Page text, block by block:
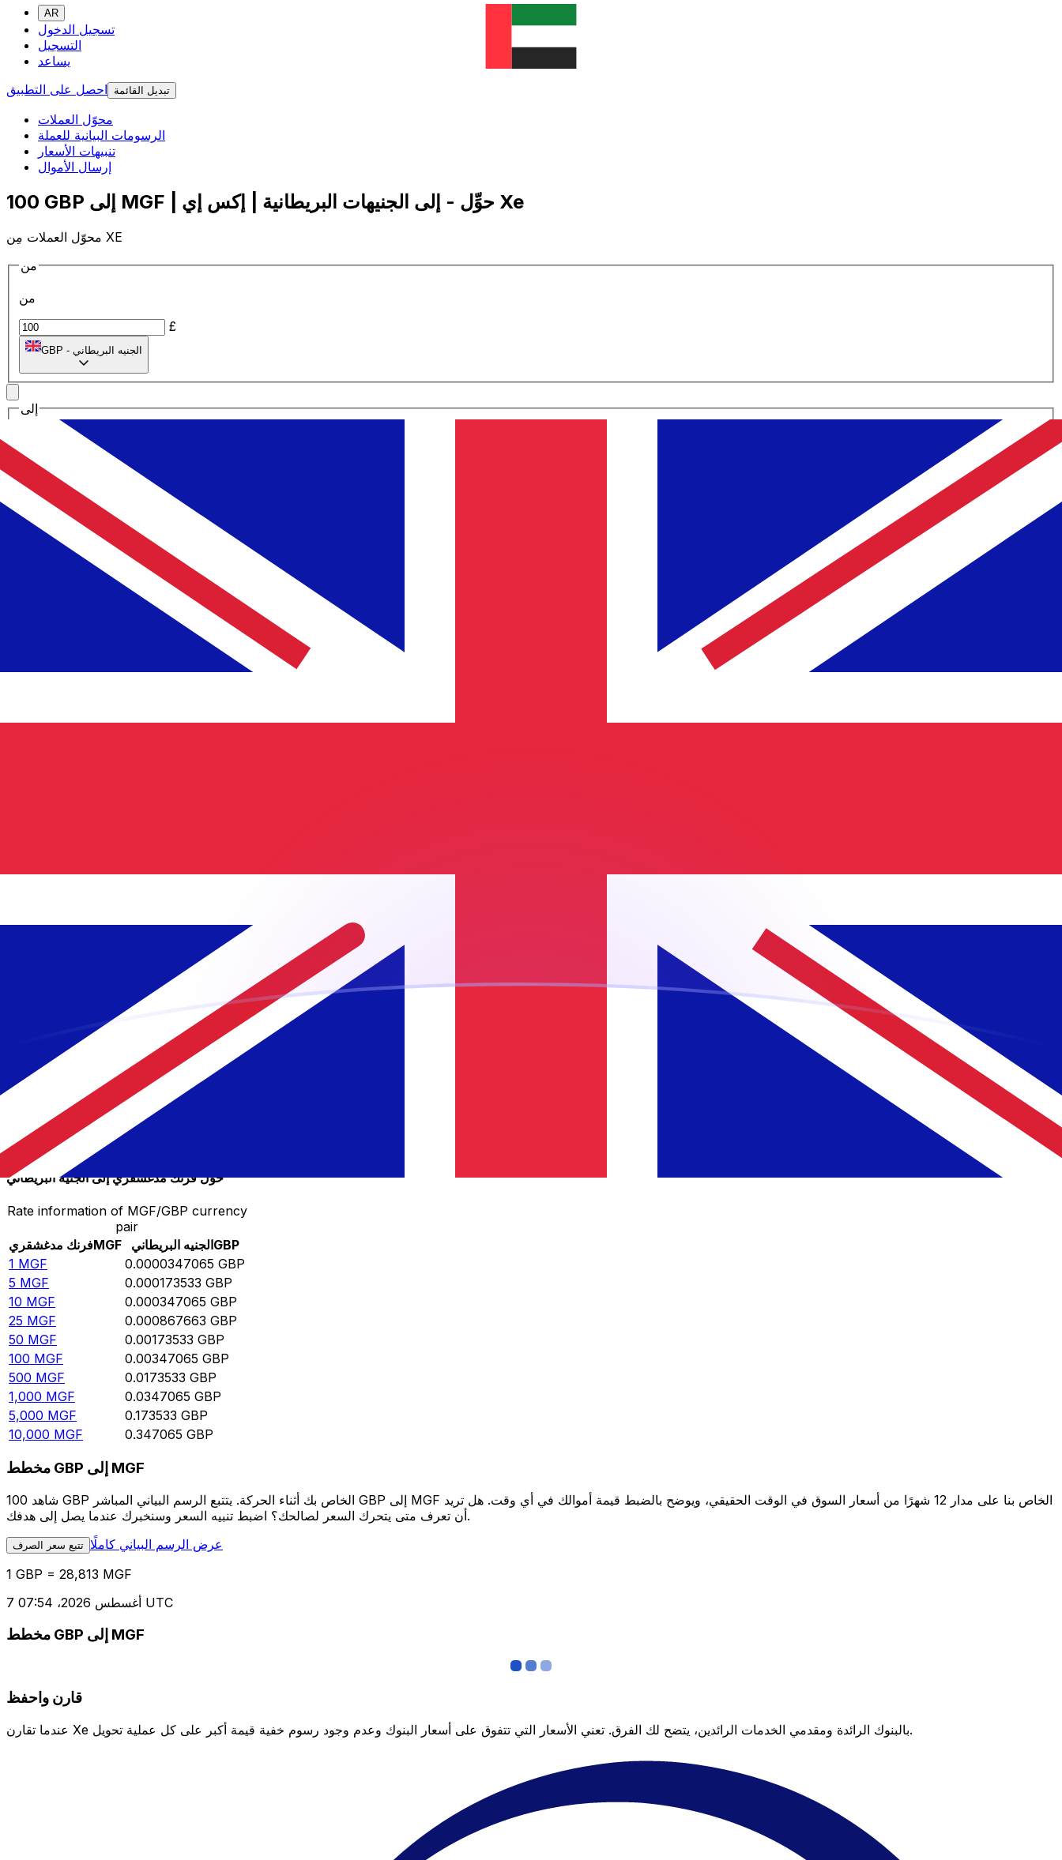
AR
تسجيل الدخول
التسجيل
يساعد
احصل على التطبيق
تبديل القائمة
محوّل العملات
الرسومات البيانية للعملة
تنبيهات الأسعار
إرسال الأموال
100 GBP إلى MGF | حوِّل - إلى الجنيهات البريطانية | إكس إي Xe
محوّل العملات مِن XE
من
من
£
GBP - الجنيه البريطاني
إلى
MGF
MGF
فرنك مدغشقري
28,813.01
MGF
سعر السوق المتوسط في 07:54 UTC
تحدث إلى خبير عملات اليوم.
فرنك مدغشقريMGF
MGF
144,065
288,130
MGF
1,440,650
MGF
GBP 2,881,300 MGF
500
14,406,500
MGF
GBP 28,813,000
5,000 GBP 144,065,000
10,000
GBP
حوِّل فرنك مدغشقري إلى الجنيه البريطاني
Rate information of MGF/GBP currency
pair
فرنك مدغشقريMGF الجنيه البريطانيGBP
1 MGF 0.0000347065 GBP
5 MGF 0.000173533 GBP
10 MGF 0.000347065 GBP
25 MGF 0.000867663 GBP
50 MGF 0.00173533 GBP
100 MGF 0.00347065 GBP
500 MGF 0.0173533 GBP
1,000 MGF 0.0347065 GBP
5,000 MGF 0.173533 GBP
10,000 MGF 0.347065 GBP
مخطط GBP إلى MGF
شاهد 100 GBP الخاص بك أثناء الحركة. يتتبع الرسم البياني المباشر GBP إلى MGF الخاص بنا على مدار 12 شهرًا من أسعار السوق في الوقت الحقيقي، ويوضح بالضبط قيمة أموالك في أي وقت. هل تريد
أن تعرف متى يتحرك السعر لصالحك؟ اضبط تنبيه السعر وسنخبرك عندما يصل إلى هدفك.
تتبع سعر الصرف عرض الرسم البياني كاملًا
1 GBP = 28,813 MGF
7 أغسطس 2026، 07:54 UTC
مخطط GBP إلى MGF
قارن واحفظ
عندما تقارن Xe بالبنوك الرائدة ومقدمي الخدمات الرائدين، يتضح لك الفرق. تعني الأسعار التي تتفوق على أسعار البنوك وعدم وجود رسوم خفية قيمة أكبر على كل عملية تحويل.